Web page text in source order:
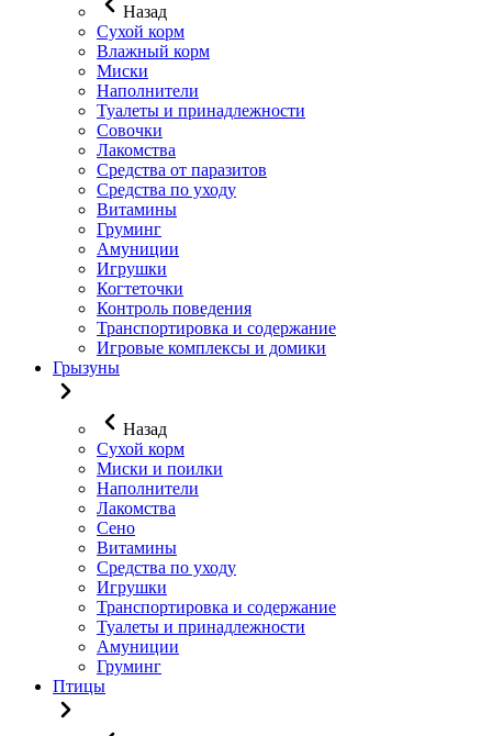
Назад
Сухой корм
Влажный корм
Миски
Наполнители
Туалеты и принадлежности
Совочки
Лакомства
Средства от паразитов
Средства по уходу
Витамины
Груминг
Амуниции
Игрушки
Когтеточки
Контроль поведения
Транспортировка и содержание
Игровые комплексы и домики
Грызуны
Назад
Сухой корм
Миски и поилки
Наполнители
Лакомства
Сено
Витамины
Средства по уходу
Игрушки
Транспортировка и содержание
Туалеты и принадлежности
Амуниции
Груминг
Птицы